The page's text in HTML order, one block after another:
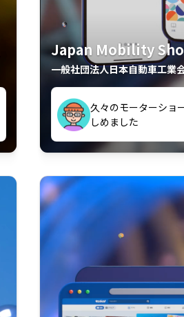
Japan Mobility
一般社団法人日本自動車工業
夢中で推しモビを探
間も滞在してしまっ
久々のモーターショ
しめました